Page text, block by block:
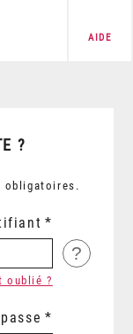
AIDE
?
obligatoires.
?
oublié ?